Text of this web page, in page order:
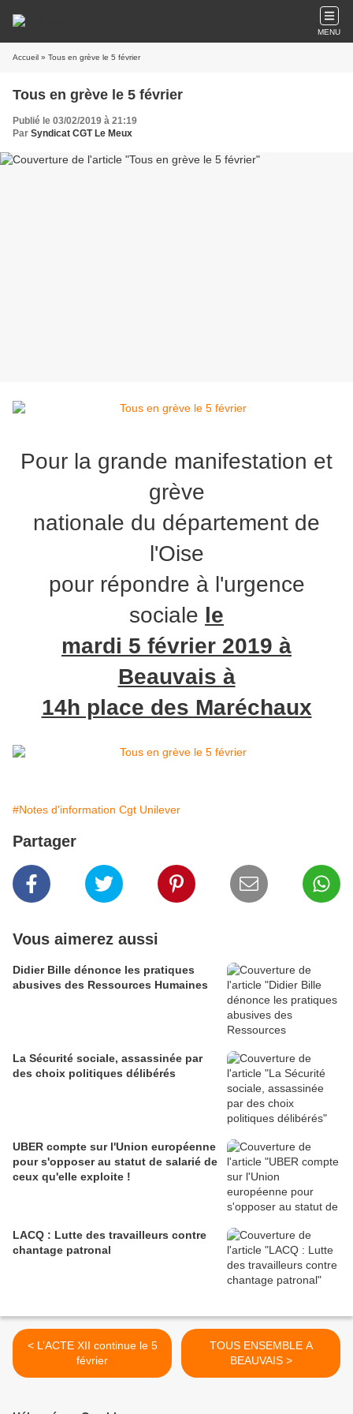
MENU
Accueil » Tous en grève le 5 février
Tous en grève le 5 février
Publié le 03/02/2019 à 21:19
Par Syndicat CGT Le Meux
Pour la grande manifestation et
grève
nationale du département de
l'Oise
pour répondre à l'urgence
sociale le
mardi 5 février 2019 à
Beauvais à
14h place des Maréchaux
#Notes d'information Cgt Unilever
Partager
Vous aimerez aussi
Didier Bille dénonce les pratiques
abusives des Ressources Humaines
La Sécurité sociale, assassinée par
des choix politiques délibérés
UBER compte sur l'Union européenne
pour s'opposer au statut de salarié de
ceux qu'elle exploite !
LACQ : Lutte des travailleurs contre
chantage patronal
< L’ACTE XII continue le 5
février
TOUS ENSEMBLE A
BEAUVAIS >